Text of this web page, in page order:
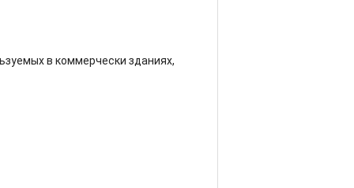
в коммерчески зданиях,